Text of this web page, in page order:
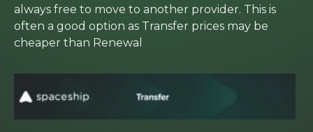
always free to move to another provider. This is
often a good option as Transfer prices may be
cheaper than Renewal